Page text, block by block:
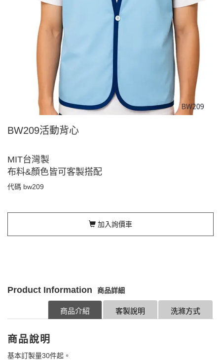
BW209活動背心
MIT台灣製
布料&顏色皆可客製搭配
代碼 bw209
加入詢價車
Product Information 商品詳細
洗滌方式
客製說明
商品介紹
商品說明
基本訂製量30件起。